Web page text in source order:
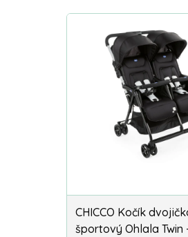
CHICCO Kočík
športový Ohlala Twin